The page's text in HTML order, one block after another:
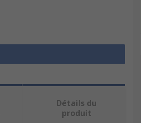
Détails du
produit